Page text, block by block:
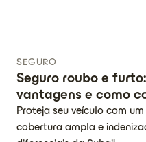
SEGURO
Seguro roubo e
vantagens e como
Proteja seu veículo com
cobertura ampla e